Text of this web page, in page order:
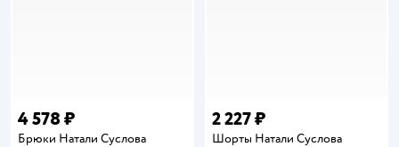
4 578 ₽
Брюки Натали Суслова
2 227 ₽
Шорты Натали Суслова